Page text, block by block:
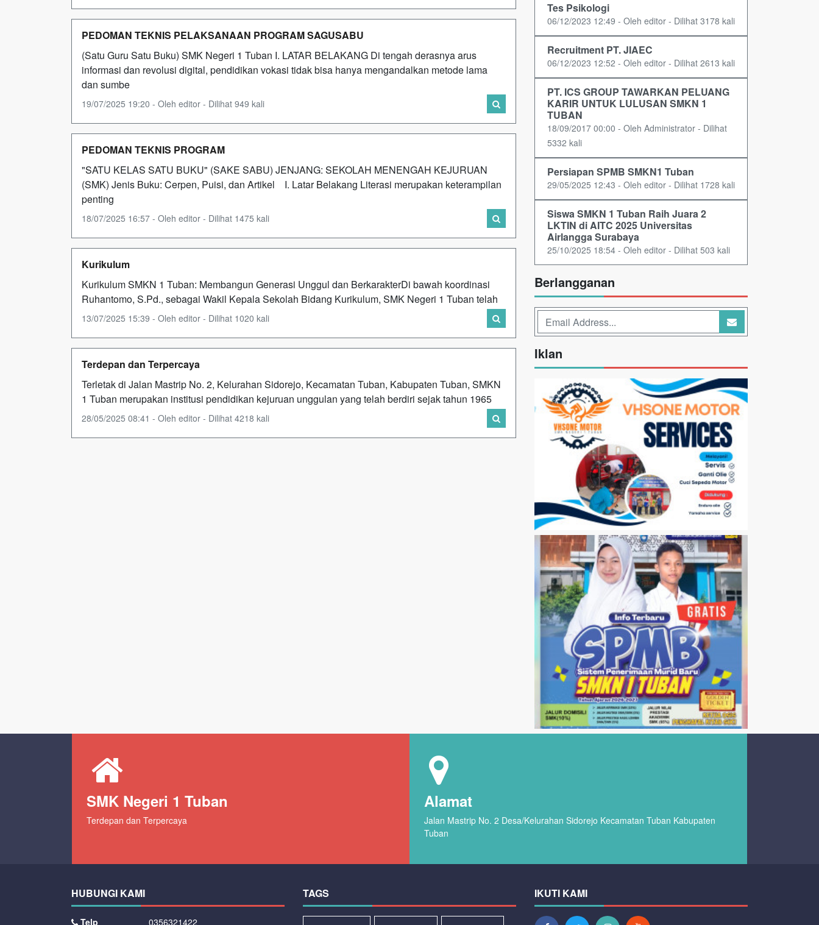
PEDOMAN TEKNIS PELAKSANAAN PROGRAM SAGUSABU
(Satu Guru Satu Buku) SMK Negeri 1 Tuban I. LATAR BELAKANG Di tengah derasnya arus
informasi dan revolusi digital, pendidikan vokasi tidak bisa hanya mengandalkan metode lama
dan sumbe
19/07/2025 19:20 - Oleh editor - Dilihat 949 kali
PEDOMAN TEKNIS PROGRAM
"SATU KELAS SATU BUKU" (SAKE SABU) JENJANG: SEKOLAH MENENGAH KEJURUAN
(SMK) Jenis Buku: Cerpen, Puisi, dan Artikel I. Latar Belakang Literasi merupakan keterampilan
penting
18/07/2025 16:57 - Oleh editor - Dilihat 1475 kali
Kurikulum
Kurikulum SMKN 1 Tuban: Membangun Generasi Unggul dan Berkarakter‎‎Di bawah koordinasi
Ruhantomo, S.Pd., sebagai Wakil Kepala Sekolah Bidang Kurikulum, SMK Negeri 1 Tuban telah
13/07/2025 15:39 - Oleh editor - Dilihat 1020 kali
Terdepan dan Terpercaya
Terletak di Jalan Mastrip No. 2, Kelurahan Sidorejo, Kecamatan Tuban, Kabupaten Tuban, SMKN
1 Tuban merupakan institusi pendidikan kejuruan unggulan yang telah berdiri sejak tahun 1965
28/05/2025 08:41 - Oleh editor - Dilihat 4218 kali
Tes Psikologi
06/12/2023 12:49 - Oleh editor - Dilihat 3178 kali
Recruitment PT. JIAEC
06/12/2023 12:52 - Oleh editor - Dilihat 2613 kali
PT. ICS GROUP TAWARKAN PELUANG
KARIR UNTUK LULUSAN SMKN 1
TUBAN
18/09/2017 00:00 - Oleh Administrator - Dilihat
5332 kali
Persiapan SPMB SMKN1 Tuban
29/05/2025 12:43 - Oleh editor - Dilihat 1728 kali
Siswa SMKN 1 Tuban Raih Juara 2
LKTIN di AITC 2025 Universitas
Airlangga Surabaya
25/10/2025 18:54 - Oleh editor - Dilihat 503 kali
Berlangganan
Iklan
SMK Negeri 1 Tuban
Terdepan dan Terpercaya
Alamat
Jalan Mastrip No. 2 Desa/Kelurahan Sidorejo Kecamatan Tuban Kabupaten
Tuban
HUBUNGI KAMI
Telp 0356321422
TAGS IKUTI KAMI